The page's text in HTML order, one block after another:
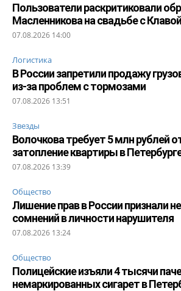
Пользователи раскритиковали
Масленникова на свадьбе с
07.08.2026 14:00
Логистика
В России запретили продажу
из-за проблем с тормозами
07.08.2026 13:51
Звезды
Волочкова требует 5 млн рублей
затопление квартиры в
07.08.2026 13:39
Общество
Лишение прав в России признали
сомнений в личности нарушителя
07.08.2026 13:24
Общество
Полицейские изъяли 4 тысячи
немаркированных сигарет в